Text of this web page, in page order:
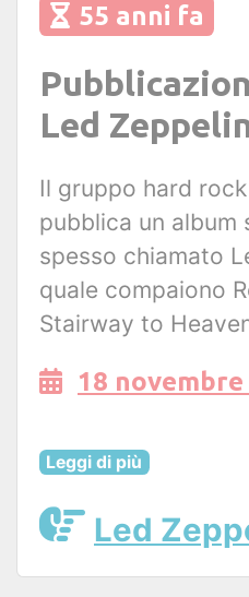
55 anni fa
Led
Il gruppo hard
pubblica un album
spesso chiamato
quale compaiono
Stairway to
18 novembre
Leggi di più
Led